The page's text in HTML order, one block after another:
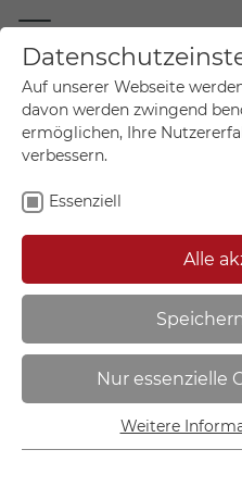
Mein Konto
Mein
Sie sind hier: Start
Gebotsschild |
benutzen -
Auf unserer Webseite
davon werden zwingend
ermöglichen, Ihre
verbessern.
Essenziell
Alle
Nur essenzielle
Essenziell
Essenzielle Cookies
Weitere